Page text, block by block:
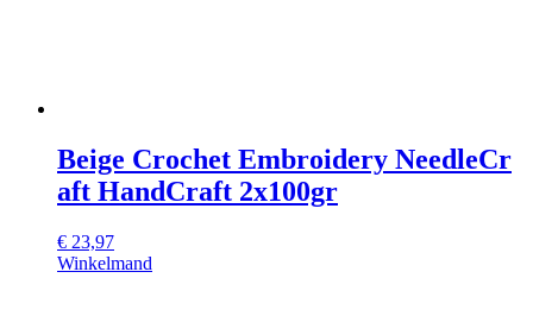
Beige Crochet Embroidery NeedleCr
aft HandCraft 2x100gr
€ 23,97
Winkelmand